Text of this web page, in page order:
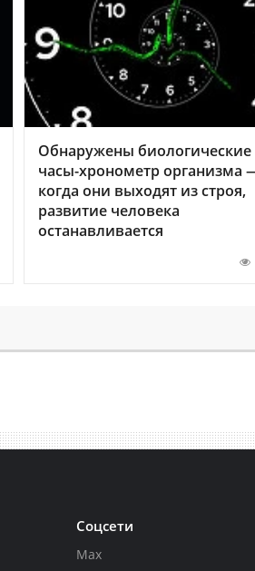
Обнаружены биологические
часы-хронометр организма
когда они выходят из строя,
развитие человека
останавливается
Соцсети
Max